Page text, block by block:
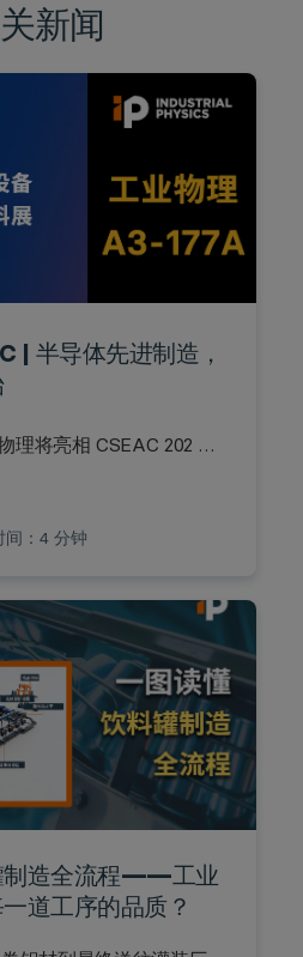
新闻
| 半导体先进制造，
理将亮相 CSEAC 202 …
间：4 分钟
制造全流程——工业
道工序的品质？